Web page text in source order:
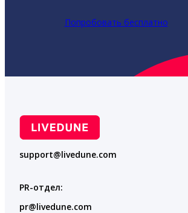
Попробовать бесплатно
support@livedune.com
PR-отдел:
pr@livedune.com